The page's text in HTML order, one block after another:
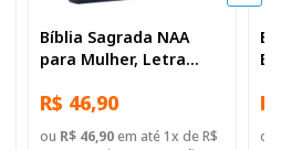
Bíblia Sagrada NAA
para Mulher, Letra
de Jesus destacadas,
Capa Dura Azul
R$ 46,90
ou R$ 46,90em até 1x de R$
ou